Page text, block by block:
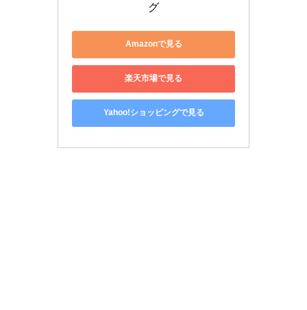
グ
Amazonで見る
楽天市場で見る
Yahoo!ショッピングで見る